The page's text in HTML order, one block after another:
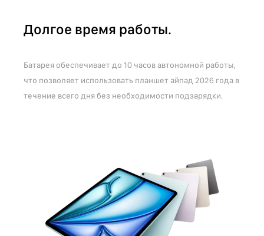
Долгое время работы.
Батарея обеспечивает до 10 часов автономной работы,
что позволяет использовать планшет айпад 2026 года в
течение всего дня без необходимости подзарядки.